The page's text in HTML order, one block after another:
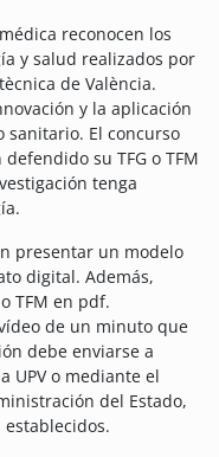
reconocen los
y salud realizados por
de València.
y la aplicación
sanitario. El concurso
su TFG o TFM
tenga
presentar un modelo
digital. Además,
TFM en pdf.
de un minuto que
debe enviarse a
UPV o mediante el
del Estado,